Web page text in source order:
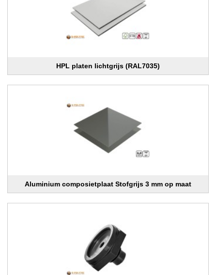
HPL platen lichtgrijs (RAL7035)
Aluminium composietplaat Stofgrijs 3 mm op maat